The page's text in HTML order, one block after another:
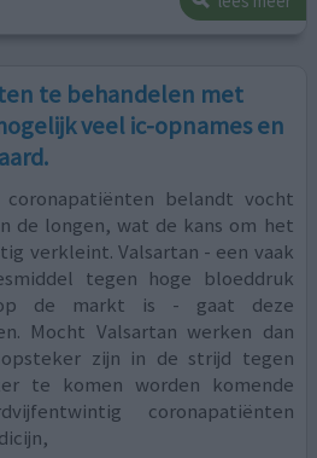
te behandelen met
veel ic-opnames en
belandt vocht
de longen, wat de kans om het
verkleint. Valsartan - een vaak
tegen hoge bloeddruk
de markt is - gaat deze
Mocht Valsartan werken dan
zijn in de strijd tegen
te komen worden komende
coronapatiënten